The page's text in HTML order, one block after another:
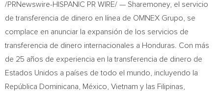
/PRNewswire-HISPANIC PR WIRE/ — Sharemoney, el servicio
de transferencia de dinero en línea de OMNEX Grupo, se
complace en anunciar la expansión de los servicios de
transferencia de dinero internacionales a Honduras . Con más
de 25 años de experiencia en la transferencia de dinero de
Estados Unidos a países de todo el mundo, incluyendo la
República Dominicana, México, Vietnam y las Filipinas,